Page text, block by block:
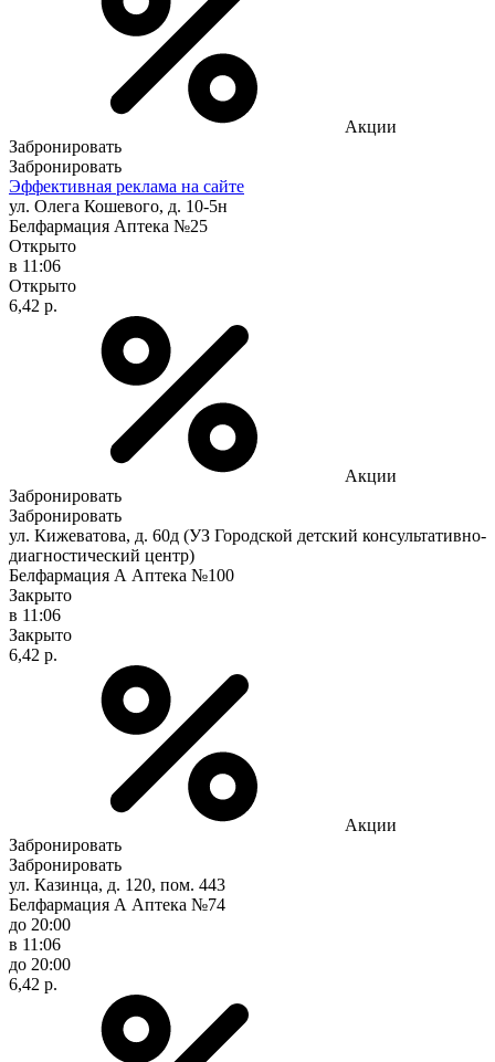
Акции
Забронировать
Забронировать
Эффективная реклама на сайте
ул. Олега Кошевого, д. 10-5н
Белфармация Аптека №25
Открыто
в 11:06
Открыто
6,42 р.
Акции
Забронировать
Забронировать
ул. Кижеватова, д. 60д (УЗ Городской детский консультативно-
диагностический центр)
Белфармация А Аптека №100
Закрыто
в 11:06
Закрыто
6,42 р.
Акции
Забронировать
Забронировать
ул. Казинца, д. 120, пом. 443
Белфармация А Аптека №74
до 20:00
в 11:06
до 20:00
6,42 р.